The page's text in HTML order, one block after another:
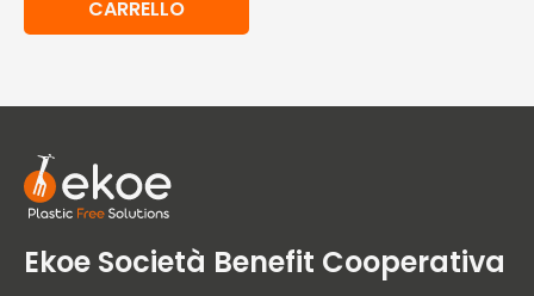
CARRELLO
Ekoe Società Benefit Cooperativa